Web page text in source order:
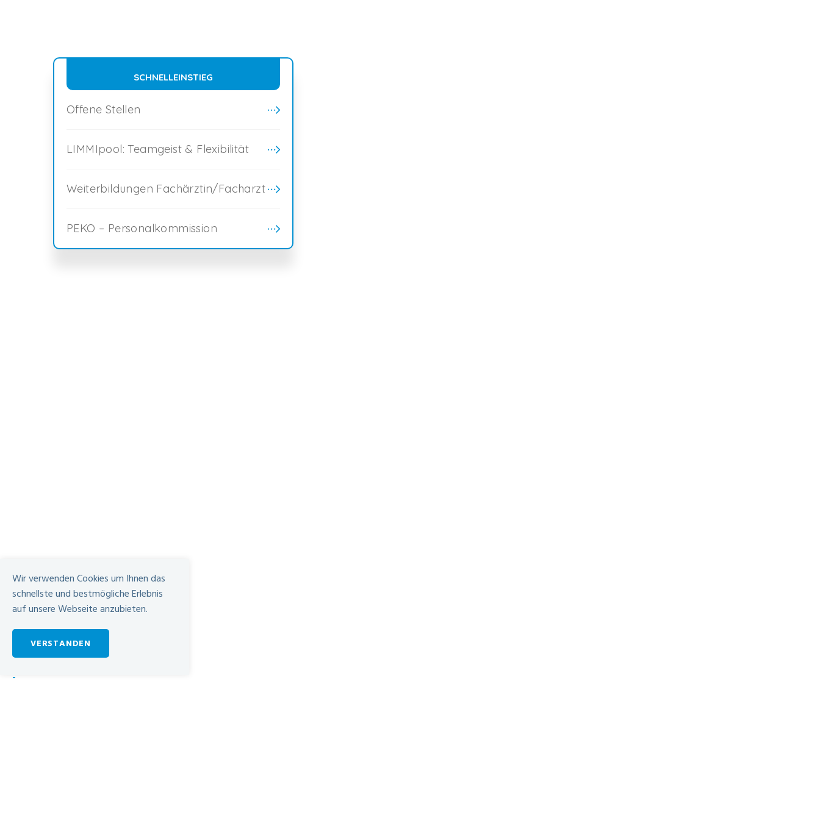
SCHNELLEINSTIEG
Offene Stellen
LIMMIpool: Teamgeist & Flexibilität
Weiterbildungen Fachärztin/Facharzt
PEKO – Personalkommission
Wir verwenden Cookies um Ihnen das
schnellste und bestmögliche Erlebnis
auf unsere Webseite anzubieten.
VERSTANDEN
-